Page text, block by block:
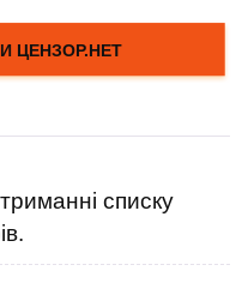
списку